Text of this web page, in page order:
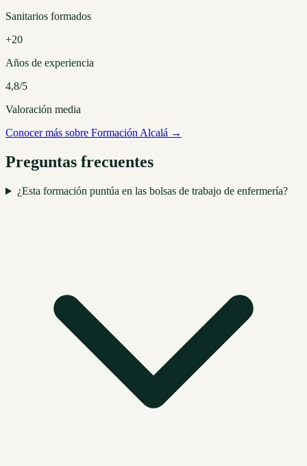
Sanitarios formados
+20
Años de experiencia
4,8/5
Valoración media
Conocer más sobre Formación Alcalá →
Preguntas frecuentes
¿Esta formación puntúa en las bolsas de trabajo de enfermería?